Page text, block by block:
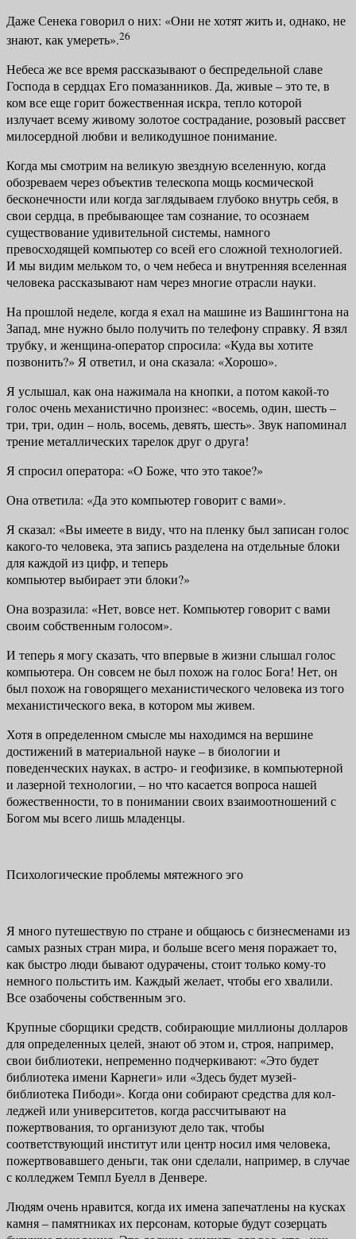
Даже Сенека говорил о них: «Они не хотят жить и, однако, не
знают, как умереть».26
Небеса же все время рассказывают о беспредельной славе
Господа в сер­дцах Его помазанников. Да, живые – это те, в
ком все еще горит божествен­ная искра, тепло которой
излучает всему живому золотое сострадание, ро­зовый рассвет
милосердной любви и великодушное понимание.
Когда мы смотрим на великую звездную вселенную, когда
обозреваем через объектив телескопа мощь космической
бесконечности или когда заг­лядываем глубоко внутрь себя, в
свои сердца, в пребывающее там сознание, то осознаем
существование удивительной системы, намного
превосходящей компьютер со всей его сложной технологией.
И мы видим мельком то, о чем небеса и внутренняя вселенная
человека рассказывают нам через мно­гие отрасли науки.
На прошлой неделе, когда я ехал на машине из Вашингтона на
Запад, мне нужно было получить по телефону справку. Я взял
трубку, и женщина-оператор спросила: «Куда вы хотите
позвонить?» Я ответил, и она сказала: «Хорошо».
Я услышал, как она нажимала на кнопки, а потом какой-то
голос очень механистично произнес: «восемь, один, шесть –
три, три, один – ноль, во­семь, девять, шесть». Звук напоминал
трение металлических тарелок друг о друга!
Я спросил оператора: «О Боже, что это такое?»
Она ответила: «Да это компьютер говорит с вами».
Я сказал: «Вы имеете в виду, что на пленку был записан голос
какого-то человека, эта запись разделена на отдельные блоки
для каждой из цифр, и теперь
компьютер выбирает эти блоки?»
Она возразила: «Нет, вовсе нет. Компьютер говорит с вами
своим соб­ственным голосом».
И теперь я могу сказать, что впервые в жизни слышал голос
компьюте­ра. Он совсем не был похож на голос Бога! Нет, он
был похож на говорящего механистического человека из того
механистического века, в котором мы живем.
Хотя в определенном смысле мы находимся на вершине
достижений в материальной науке – в биологии и
поведенческих науках, в астро- и гео­физике, в компьютерной
и лазерной технологии, – но что касается вопроса нашей
божественности, то в понимании своих взаимоотношений с
Богом мы всего лишь младенцы.
Психологические проблемы мятежного эго
Я много путешествую по стране и общаюсь с бизнесменами из
самых разных стран мира, и больше всего меня поражает то,
как быстро люди бы­вают одурачены, стоит только кому-то
немного польстить им. Каждый же­лает, чтобы его хвалили.
Все озабочены собственным эго.
Крупные сборщики средств, собирающие миллионы долларов
для оп­ределенных целей, знают об этом и, строя, например,
свои библиотеки, не­пременно подчеркивают: «Это будет
библиотека имени Карнеги» или «Здесь будет музей-
библиотека Пибоди». Когда они собирают средства для кол­
леджей или университетов, когда рассчитывают на
пожертвования, то орга­низуют дело так, чтобы
соответствующий институт или центр носил имя человека,
пожертвовавшего деньги, так они сделали, например, в случае
с колледжем Темпл Буелл в Денвере.
Людям очень нравится, когда их имена запечатлены на кусках
камня – па­мятниках их персонам, которые будут созерцать